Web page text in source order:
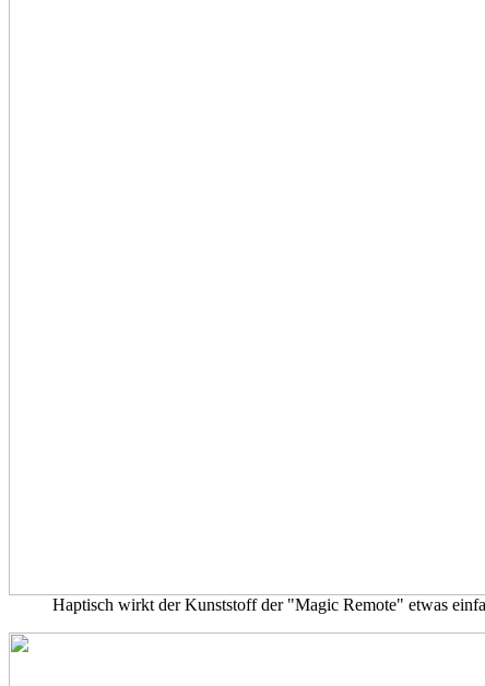
Haptisch wirkt der Kunststoff der "Magic Remote" etwas